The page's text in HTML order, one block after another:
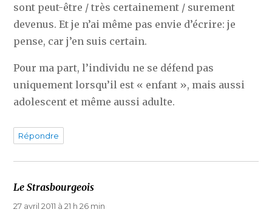
sont peut-être / très certainement / surement
devenus. Et je n’ai même pas envie d’écrire: je
pense, car j’en suis certain.
Pour ma part, l’individu ne se défend pas
uniquement lorsqu’il est « enfant », mais aussi
adolescent et même aussi adulte.
Répondre
Le Strasbourgeois
27 avril 2011 à 21 h 26 min